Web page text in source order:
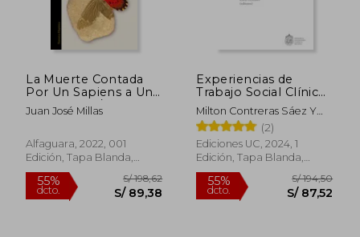
55%
dcto. S/ 83,53
55%
dcto. S/
La Muerte Contada
Por Un Sapiens a Un
Neandertal / Death as
Told by a Sapiens to a
Juan José Millas
Alfaguara, 2022, 001
Edición, Tapa Blanda,
Nuevo
Experiencias de
Trabajo Social Clínico
en Chile
Milton Contreras Sáez Y
Karla González Suitt
(Editores)
(2)
Ediciones UC, 2024, 1
Edición, Tapa Blanda,
Nuevo